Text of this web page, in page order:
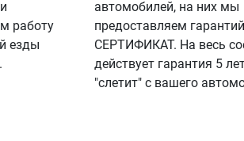
работу
езды
автомобилей, на них мы
предоставляем
СЕРТИФИКАТ. На весь
действует гарантия 5
"слетит" с вашего